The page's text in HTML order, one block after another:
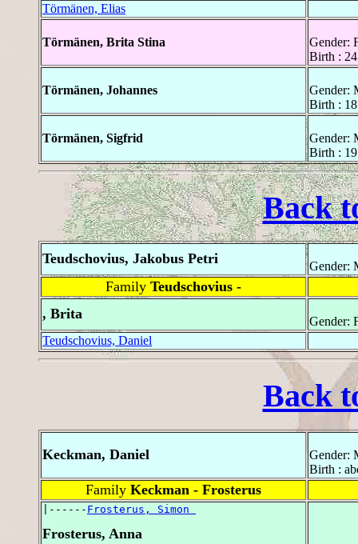
Törmänen, Elias
Törmänen, Brita Stina
Gender:
Birth :
Törmänen, Johannes
Gender:
Birth :
Törmänen, Sigfrid
Gender:
Birth :
Back
Teudschovius, Jakobus Petri Gender:
Family Teudschovius -
, Brita
Gender:
Teudschovius, Daniel
Back
Keckman, Daniel
Gender:
Birth :
Family Keckman - Frosterus
|------ Frosterus, Simon
Frosterus, Anna